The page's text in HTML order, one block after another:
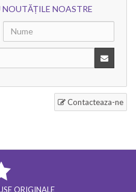
NOASTRE
Contacteaza-ne
ORIGINALE